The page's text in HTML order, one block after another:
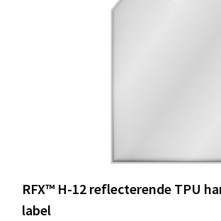
RFX™ H-12 reflecterende TPU
label